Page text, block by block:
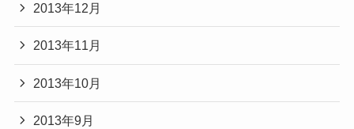
2013年12月
2013年11月
2013年10月
2013年9月